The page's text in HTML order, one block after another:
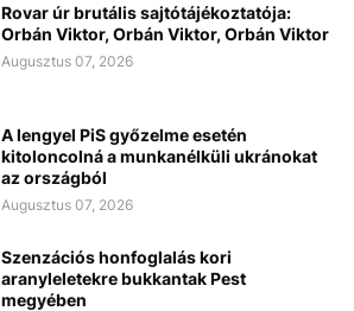
Rovar úr brutális sajtótájékoztatója:
Orbán Viktor, Orbán Viktor, Orbán Viktor
Augusztus 07, 2026
A lengyel PiS győzelme esetén
kitoloncolná a munkanélküli ukránokat
az országból
Augusztus 07, 2026
Szenzációs honfoglalás kori
aranyleletekre bukkantak Pest
megyében